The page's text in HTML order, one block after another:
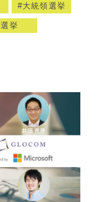
大統領選挙
選挙